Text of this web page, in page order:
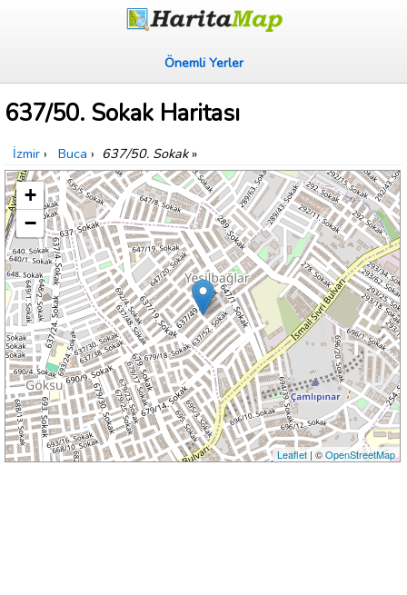
Önemli Yerler
637/50. Sokak Haritası
İzmir › Buca › 637/50. Sokak»
+
−
Leaflet| ©OpenStreetMap